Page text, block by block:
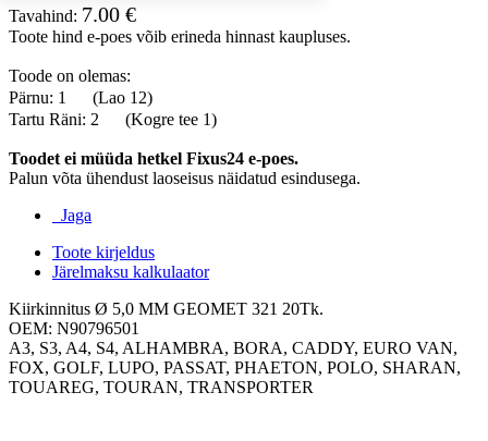
Tavahind: 7.00 €
Toote hind e-poes võib erineda hinnast kaupluses.
Toode on olemas:
Pärnu: 1
(Lao 12)
Tartu Räni: 2
(Kogre tee 1)
Toodet ei müüda hetkel Fixus24 e-poes.
Palun võta ühendust laoseisus näidatud esindusega.
Jaga
Toote kirjeldus
Järelmaksu kalkulaator
Kiirkinnitus Ø 5,0 MM GEOMET 321 20Tk.
OEM: N90796501
A3, S3, A4, S4, ALHAMBRA, BORA, CADDY, EURO VAN,
FOX, GOLF, LUPO, PASSAT, PHAETON, POLO, SHARAN,
TOUAREG, TOURAN, TRANSPORTER